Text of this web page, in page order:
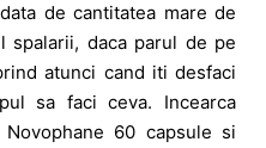
de cantitatea mare de
daca parul de pe
atunci cand iti desfaci
sa faci ceva. Incearca
60 capsule si